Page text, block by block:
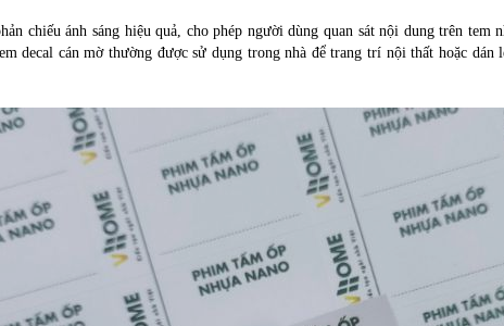
chiếu ánh sáng hiệu quả, cho phép người dùng quan sát nội dung trên tem
decal cán mờ thường được sử dụng trong nhà để trang trí nội thất hoặc